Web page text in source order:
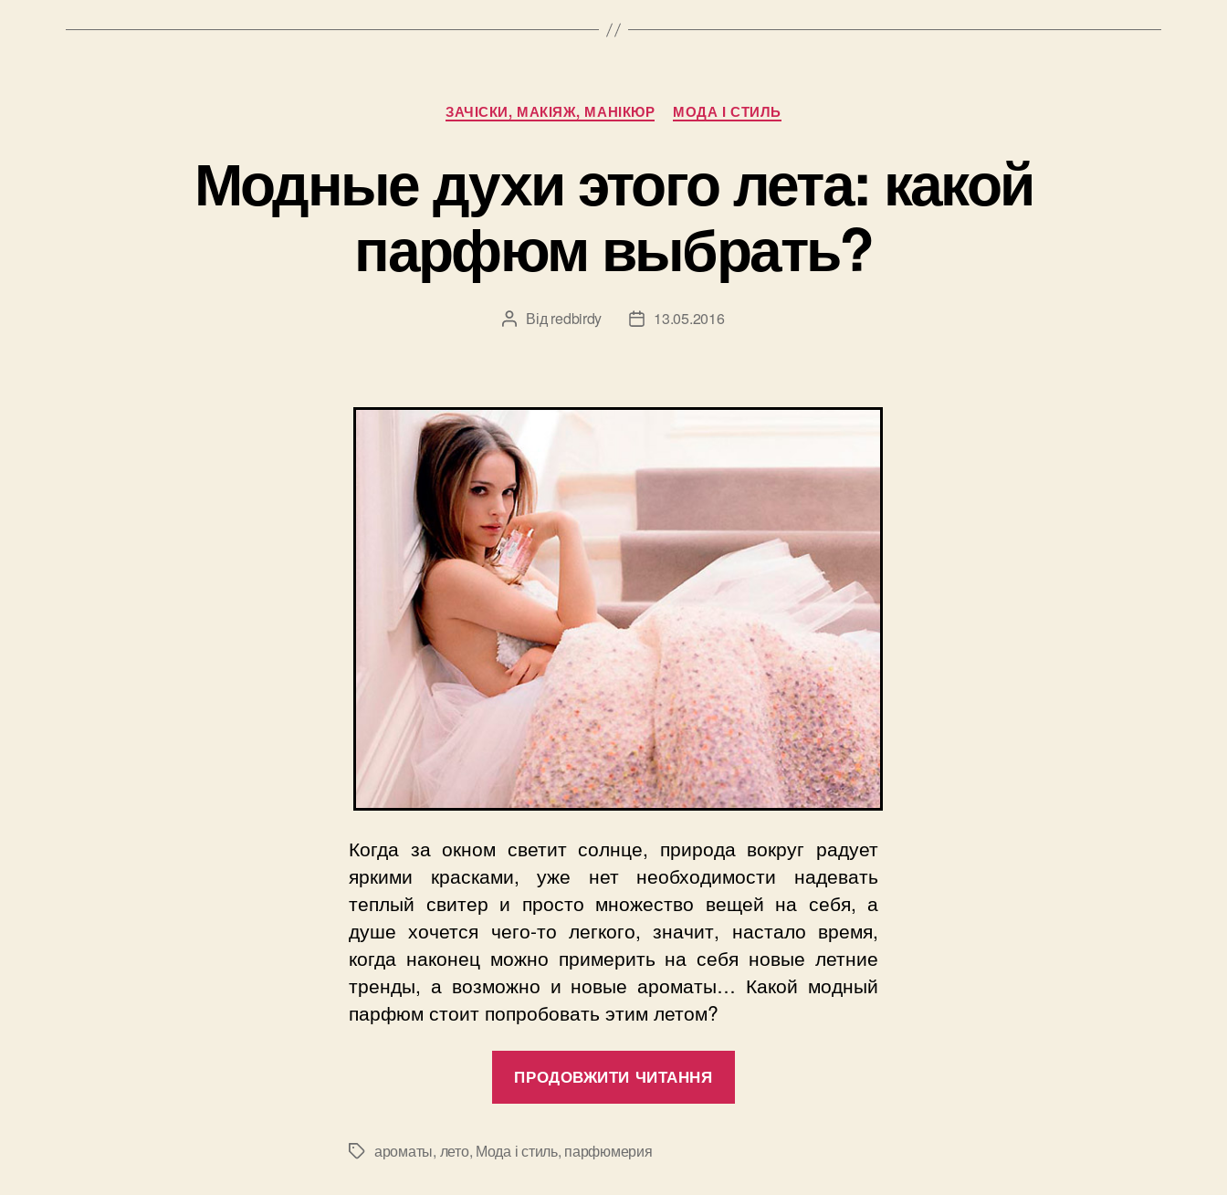
Категорії
ЗАЧІСКИ, МАКІЯЖ, МАНІКЮР МОДА І СТИЛЬ
Модные духи этого лета: какой
парфюм выбрать?
Автор
Відredbirdy
Дата13.05.2016
Когда за окном светит солнце, природа вокруг радует
яркими красками, уже нет необходимости надевать
теплый свитер и просто множество вещей на себя, а
душе хочется чего-то легкого, значит, настало время,
когда наконец можно примерить на себя новые летние
тренды, а возможно и новые ароматы… Какой модный
парфюм стоит попробовать этим летом?
ПРОДОВЖИТИ ЧИТАННЯ
Позначки
ароматы, лето, Мода і стиль, парфюмерия